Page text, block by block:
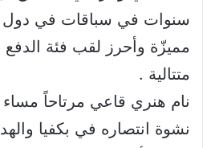
سنوات في سباقات في دول
مميزّة وأحرز لقب فئة الدفع
متتالية .
نام هنري قاعي مرتاحاً مساء
نشوة انتصاره في بكفيا